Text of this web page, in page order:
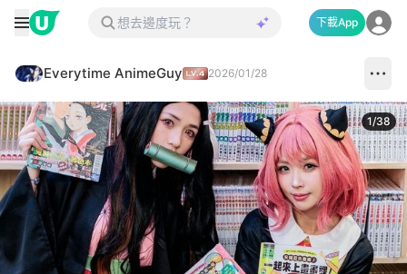
下載App
Everytime AnimeGuy 2026/01/28
1/38